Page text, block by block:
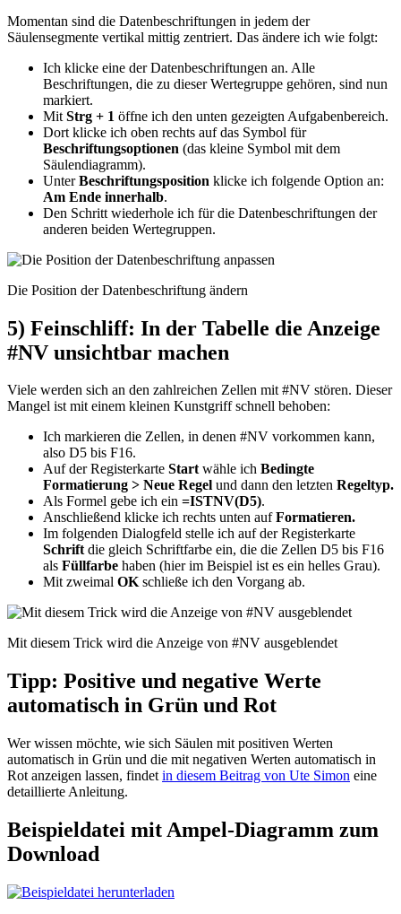
Momentan sind die Datenbeschriftungen in jedem der
Säulensegmente vertikal mittig zentriert. Das ändere ich wie folgt:
Ich klicke eine der Datenbeschriftungen an. Alle
Beschriftungen, die zu dieser Wertegruppe gehören, sind nun
markiert.
Mit Strg + 1 öffne ich den unten gezeigten Aufgabenbereich.
Dort klicke ich oben rechts auf das Symbol für
Beschriftungsoptionen (das kleine Symbol mit dem
Säulendiagramm).
UnterBeschriftungsposition klicke ich folgende Option an:
Am Ende innerhalb.
Den Schritt wiederhole ich für die Datenbeschriftungen der
anderen beiden Wertegruppen.
Die Position der Datenbeschriftung ändern
5) Feinschliff: In der Tabelle die Anzeige
#NV unsichtbar machen
Viele werden sich an den zahlreichen Zellen mit #NV stören. Dieser
Mangel ist mit einem kleinen Kunstgriff schnell behoben:
Ich markieren die Zellen, in denen #NV vorkommen kann,
also D5 bis F16.
Auf der Registerkarte Startwähle ich Bedingte
Formatierung > Neue Regel und dann den letzten Regeltyp.
Als Formel gebe ich ein =ISTNV(D5).
Anschließend klicke ich rechts unten aufFormatieren.
Im folgenden Dialogfeld stelle ich auf der Registerkarte
Schriftdie gleich Schriftfarbe ein, die die Zellen D5 bis F16
als Füllfarbe haben (hier im Beispiel ist es ein helles Grau).
Mit zweimal OKschließe ich den Vorgang ab.
Mit diesem Trick wird die Anzeige von #NV ausgeblendet
Tipp: Positive und negative Werte
automatisch in Grün und Rot
Wer wissen möchte, wie sich Säulen mit positiven Werten
automatisch in Grün und die mit negativen Werten automatisch in
Rot anzeigen lassen, findet in diesem Beitrag von Ute Simon eine
detaillierte Anleitung.
Beispieldatei mit Ampel-Diagramm zum
Download